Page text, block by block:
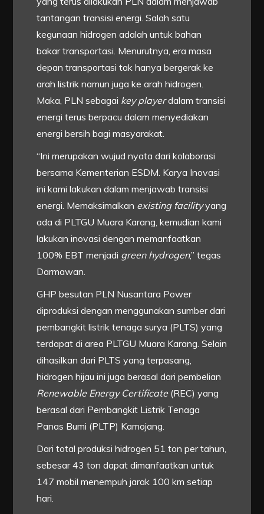
tantangan transisi energi. Salah satu
kegunaan hidrogen adalah untuk bahan
bakar transportasi. Menurutnya, era masa
depan transportasi tak hanya bergerak ke
arah listrik namun juga ke arah hidrogen.
Maka, PLN sebagai key playerdalam transisi
energi terus berpacu dalam menyediakan
energi bersih bagi masyarakat.
“Ini merupakan wujud nyata dari kolaborasi
bersama Kementerian ESDM. Karya Inovasi
ini kami lakukan dalam menjawab transisi
energi. Memaksimalkan existing facilityyang
ada di PLTGU Muara Karang, kemudian kami
lakukan inovasi dengan memanfaatkan
100% EBT menjadi green hydrogen,” tegas
Darmawan.
GHP besutan PLN Nusantara Power
diproduksi dengan menggunakan sumber dari
pembangkit listrik tenaga surya (PLTS) yang
terdapat di area PLTGU Muara Karang. Selain
dihasilkan dari PLTS yang terpasang,
hidrogen hijau ini juga berasal dari pembelian
Renewable Energy Certificate(REC) yang
berasal dari Pembangkit Listrik Tenaga
Panas Bumi (PLTP) Kamojang.
Dari total produksi hidrogen 51 ton per tahun,
sebesar 43 ton dapat dimanfaatkan untuk
147 mobil menempuh jarak 100 km setiap
hari.